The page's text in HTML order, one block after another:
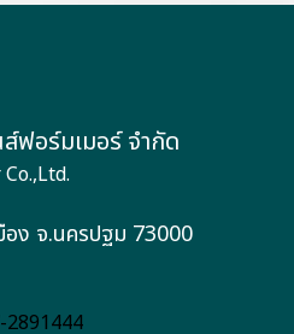
ฟอร์มเมอร์ จำกัด
ง จ.นครปฐม 73000
2891444